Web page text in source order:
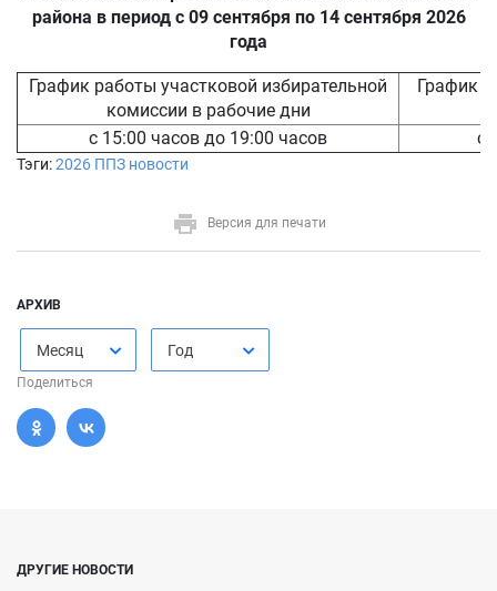
района в период с 09 сентября по 14 сентября 2026
года
График работы участковой избирательной
комиссии в рабочие дни
График
с 15:00 часов до 19:00 часов
с
Тэги:2026 ППЗ новости
Версия для печати
АРХИВ
Месяц Год
Поделиться
ДРУГИЕ НОВОСТИ